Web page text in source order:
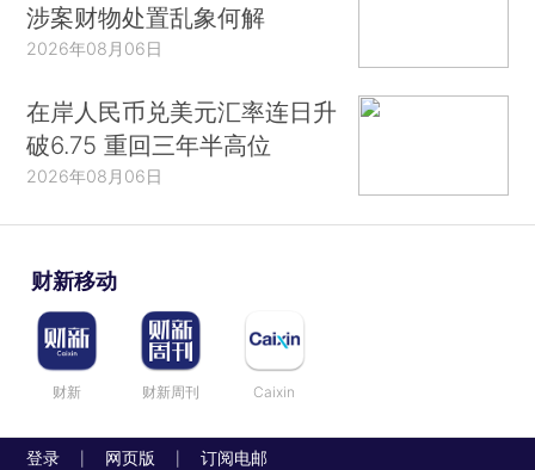
涉案财物处置乱象何解
2026年08月06日
在岸人民币兑美元汇率连日升
破6.75 重回三年半高位
2026年08月06日
财新移动
财新 财新周刊 Caixin
登录 网页版 订阅电邮